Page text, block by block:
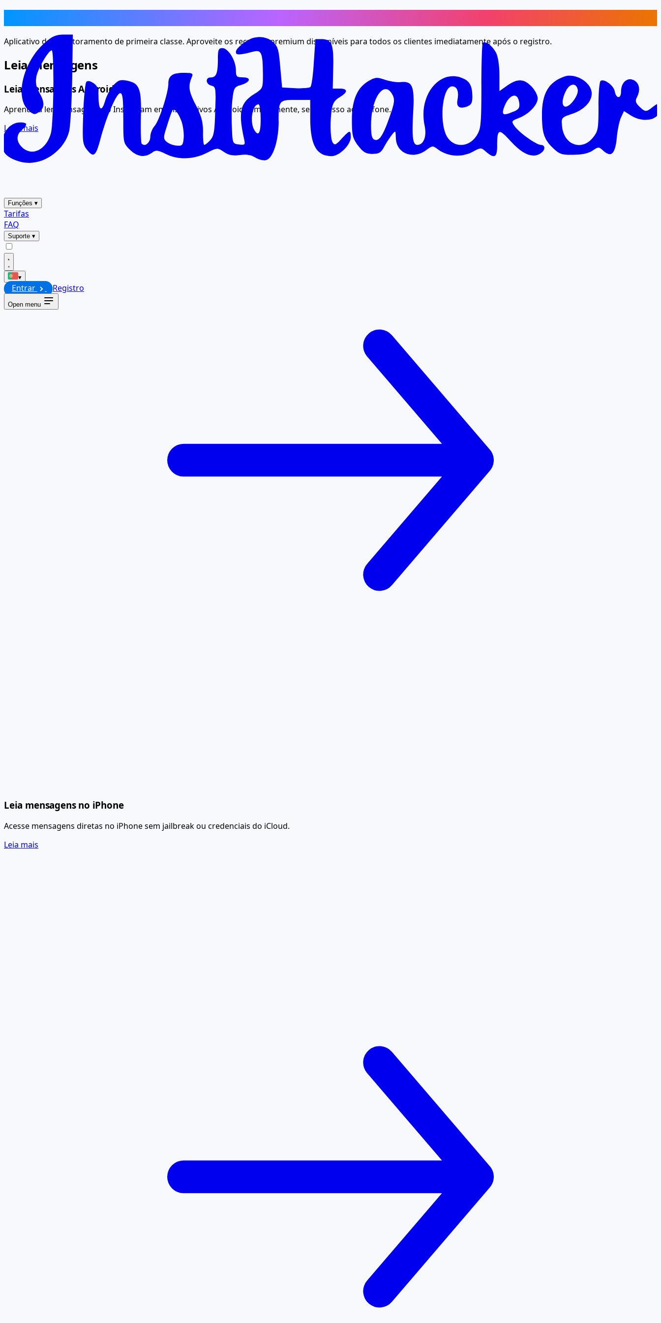
Funções ▾
Tarifas
FAQ
Suporte ▾
▾
Entrar Registro
Open menu
Aplicativo de monitoramento de primeira classe. Aproveite os recursos premium disponíveis para todos os clientes imediatamente após o registro.
Leia mensagens
Leia mensagens Android
Aprenda a ler mensagens do Instagram em dispositivos Android remotamente, sem acesso ao telefone.
Leia mais
Leia mensagens no iPhone
Acesse mensagens diretas no iPhone sem jailbreak ou credenciais do iCloud.
Leia mais